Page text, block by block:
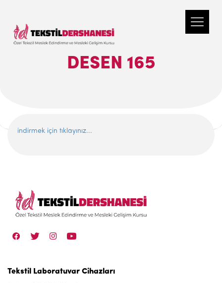
DESEN 165
indirmek için tıklayınız...
Tekstil Laboratuvar Cihazları